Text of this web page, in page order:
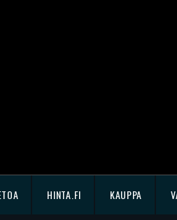
HINTA.FI KAUPPA